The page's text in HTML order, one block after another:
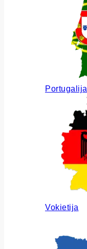
Portugalija
Vokietija